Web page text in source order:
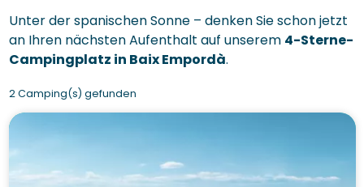
Unter der spanischen Sonne – denken Sie schon jetzt
an Ihren nächsten Aufenthalt auf unserem 4-Sterne-
Campingplatz in Baix Empordà.
2 Camping(s) gefunden